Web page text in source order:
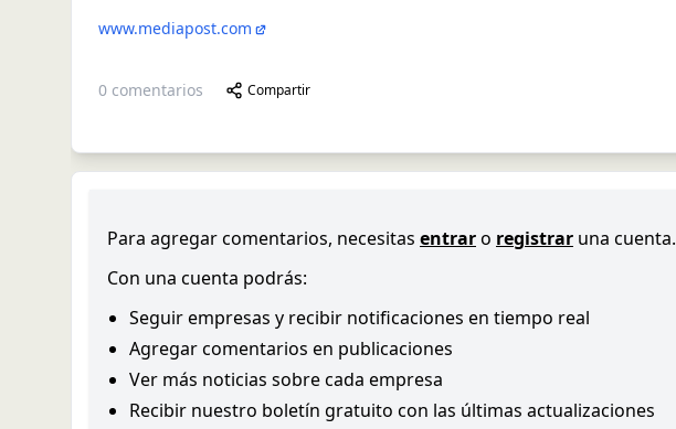
www.mediapost.com
0 comentarios Compartir
Para agregar comentarios, necesitas entraro registrar una cuenta.
Con una cuenta podrás:
Seguir empresas y recibir notificaciones en tiempo real
Agregar comentarios en publicaciones
Ver más noticias sobre cada empresa
Recibir nuestro boletín gratuito con las últimas actualizaciones